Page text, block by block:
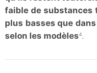
faible de substances
plus basses que
selon les modèles4.